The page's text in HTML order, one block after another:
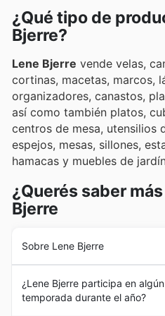
¿Qué tipo de
Bjerre?
Lene Bjerre vende velas,
cortinas, macetas, marcos,
organizadores, canastos,
así como también platos,
centros de mesa, utensilios
espejos, mesas, sillones,
hamacas y muebles de
¿Querés saber
Bjerre
Sobre Lene Bjerre
de Nibe (Dinamarca) en 1975.
es el de su creadora, quien
¿Lene Bjerre participa en
temporada durante el año?